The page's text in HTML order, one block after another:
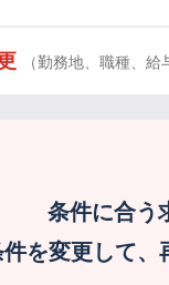
（勤務地、職種、
条件に合う
を変更して、